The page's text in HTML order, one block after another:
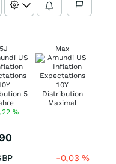
5J
%
Max
-0,03%